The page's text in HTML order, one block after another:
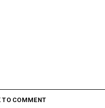
TO COMMENT